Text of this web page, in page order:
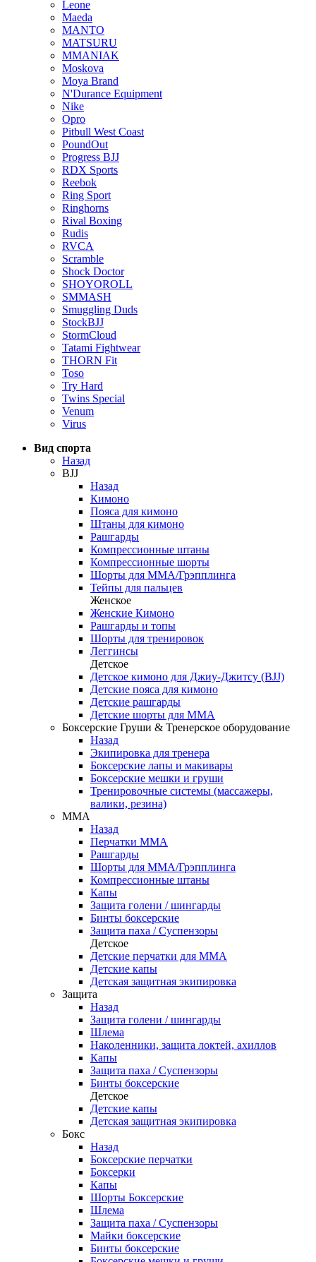
Leone
Maeda
MANTO
MATSURU
MMANIAK
Moskova
Moya Brand
N'Durance Equipment
Nike
Opro
Pitbull West Coast
PoundOut
Progress BJJ
RDX Sports
Reebok
Ring Sport
Ringhorns
Rival Boxing
Rudis
RVCA
Scramble
Shock Doctor
SHOYOROLL
SMMASH
Smuggling Duds
StockBJJ
StormCloud
Tatami Fightwear
THORN Fit
Toso
Try Hard
Twins Special
Venum
Virus
Вид спорта
Назад
BJJ
Назад
Кимоно
Пояса для кимоно
Штаны для кимоно
Рашгарды
Компрессионные штаны
Компрессионные шорты
Шорты для ММА/Грэпплинга
Тейпы для пальцев
Женское
Женские Кимоно
Рашгарды и топы
Шорты для тренировок
Леггинсы
Детское
Детское кимоно для Джиу-Джитсу (BJJ)
Детские пояса для кимоно
Детские рашгарды
Детские шорты для ММА
Боксерские Груши & Тренерское оборудование
Назад
Экипировка для тренера
Боксерские лапы и макивары
Боксерские мешки и груши
Тренировочные системы (массажеры,
валики, резина)
ММА
Назад
Перчатки ММА
Рашгарды
Шорты для ММА/Грэпплинга
Компрессионные штаны
Капы
Защита голени / шингарды
Бинты боксерские
Защита паха / Суспензоры
Детское
Детские перчатки для ММА
Детские капы
Детская защитная экипировка
Защита
Назад
Защита голени / шингарды
Шлема
Наколенники, защита локтей, ахиллов
Капы
Защита паха / Суспензоры
Бинты боксерские
Детское
Детские капы
Детская защитная экипировка
Бокс
Назад
Боксерские перчатки
Боксерки
Капы
Шорты Боксерские
Шлема
Защита паха / Суспензоры
Майки боксерские
Бинты боксерские